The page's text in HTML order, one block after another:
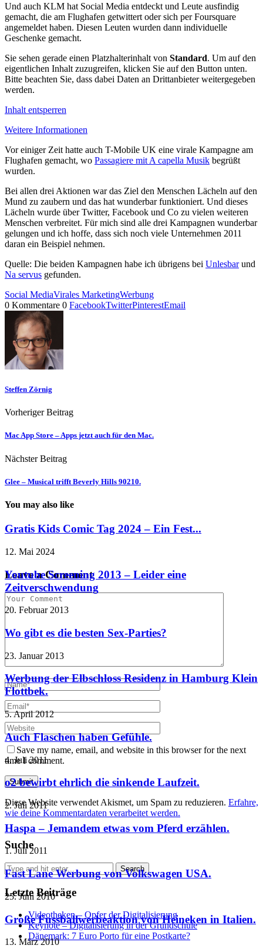
Und auch KLM hat Social Media entdeckt und Leute ausfindig
gemacht, die am Flughafen getwittert oder sich per Foursquare
angemeldet haben. Diesen Leuten wurden dann individuelle
Geschenke gemacht.
Sie sehen gerade einen Platzhalterinhalt von Standard. Um auf den
eigentlichen Inhalt zuzugreifen, klicken Sie auf den Button unten.
Bitte beachten Sie, dass dabei Daten an Drittanbieter weitergegeben
werden.
Inhalt entsperren
Weitere Informationen
Vor einiger Zeit hatte auch T-Mobile UK eine virale Kampagne am
Flughafen gemacht, wo Passagiere mit A capella Musik begrüßt
wurden.
Bei allen drei Aktionen war das Ziel den Menschen Lächeln auf den
Mund zu zaubern und das hat wunderbar funktioniert. Und dieses
Lächeln wurde über Twitter, Facebook und Co zu vielen weiteren
Menschen verbreitet. Für mich sind alle drei Kampagnen wunderbar
gelungen und ich hoffe, dass sich noch viele Unternehmen 2011
daran ein Beispiel nehmen.
Quelle: Die beiden Kampagnen habe ich übrigens bei Unlesbarund
Na servus gefunden.
Social MediaVirales MarketingWerbung
0 Kommentare 0 FacebookTwitterPinterestEmail
Steffen Zörnig
Vorheriger Beitrag
Mac App Store – Apps jetzt auch für den Mac.
Nächster Beitrag
Glee – Musical trifft Beverly Hills 90210.
You may also like
Gratis Kids Comic Tag 2024 – Ein Fest...
12. Mai 2024
Youtube Screening 2013 – Leider eine
Zeitverschwendung
20. Februar 2013
Wo gibt es die besten Sex-Parties?
23. Januar 2013
Werbung der Elbschloss Residenz in Hamburg Klein
Flottbek.
5. April 2012
Auch Flaschen haben Gefühle.
4. Juli 2011
o2 bewirbt ehrlich die sinkende Laufzeit.
2. Juli 2011
Haspa – Jemandem etwas vom Pferd erzählen.
1. Juli 2011
Fast Lane Werbung von Volkswagen USA.
25. Juni 2010
Große Fussballwerbeaktion von Heineken in Italien.
13. März 2010
Leave a Comment
Save my name, email, and website in this browser for the next
time I comment.
Diese Website verwendet Akismet, um Spam zu reduzieren. Erfahre,
wie deine Kommentardaten verarbeitet werden.
Suche
Letzte Beiträge
Videotheken – Opfer der Digitalisierung
Keynote – Digitalisierung in der Grundschule
Dänemark: 7 Euro Porto für eine Postkarte?